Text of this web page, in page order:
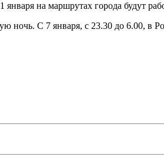
на маршрутах города будут
С 7 января, с 23.30 до 6.00, в